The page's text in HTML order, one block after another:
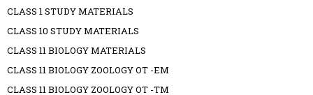
CLASS 1 STUDY MATERIALS
CLASS 10 STUDY MATERIALS
CLASS 11 BIOLOGY MATERIALS
CLASS 11 BIOLOGY ZOOLOGY OT -EM
CLASS 11 BIOLOGY ZOOLOGY OT -TM